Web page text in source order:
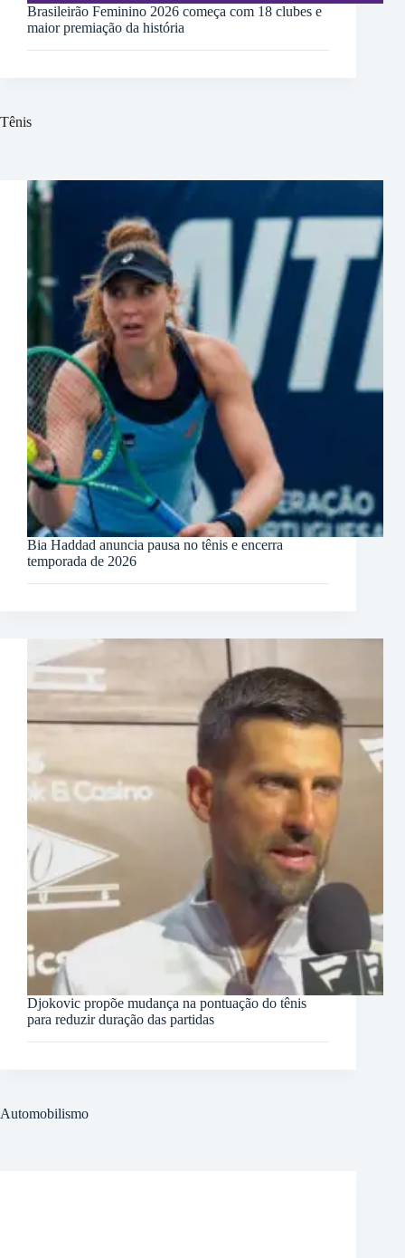
Brasileirão Feminino 2026 começa com 18 clubes e
maior premiação da história
Tênis
Bia Haddad anuncia pausa no tênis e encerra
temporada de 2026
Djokovic propõe mudança na pontuação do tênis
para reduzir duração das partidas
Automobilismo